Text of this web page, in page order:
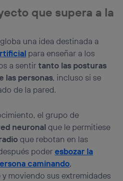
que supera a la
una idea destinada a
para enseñar a los
a sentirtanto las posturas
las personas, incluso si se
de la pared.
el grupo de
neuronalque le permitiese
que rebotan en las
poderesbozar la
caminando,
moviendo sus extremidades
recibirá el mismo
de banda ancha
realizará en función de las
de los miembros del hogar
, el marketing será más
basará únicamente en la
del móvil.
inferior de esta página web o
de Utiq
información, consulta
de Utiq.